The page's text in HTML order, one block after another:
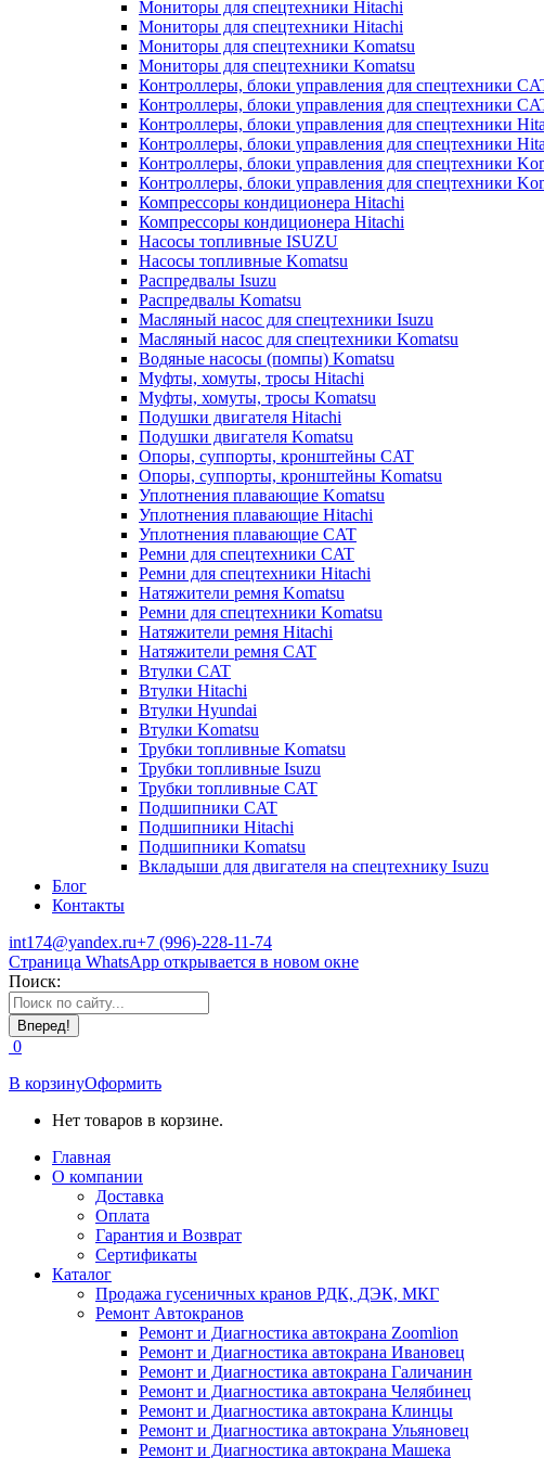
Мониторы для спецтехники Hitachi
Мониторы для спецтехники Hitachi
Мониторы для спецтехники Komatsu
Мониторы для спецтехники Komatsu
Контроллеры, блоки управления для спецтехники
Контроллеры, блоки управления для спецтехники
Контроллеры, блоки управления для спецтехники
Контроллеры, блоки управления для спецтехники
Контроллеры, блоки управления для спецтехники
Контроллеры, блоки управления для спецтехники
Компрессоры кондиционера Hitachi
Компрессоры кондиционера Hitachi
Насосы топливные ISUZU
Насосы топливные Komatsu
Распредвалы Isuzu
Распредвалы Komatsu
Масляный насос для спецтехники Isuzu
Масляный насос для спецтехники Komatsu
Водяные насосы (помпы) Komatsu
Муфты, хомуты, тросы Hitachi
Муфты, хомуты, тросы Komatsu
Подушки двигателя Hitachi
Подушки двигателя Komatsu
Опоры, суппорты, кронштейны CAT
Опоры, суппорты, кронштейны Komatsu
Уплотнения плавающие Komatsu
Уплотнения плавающие Hitachi
Уплотнения плавающие CAT
Ремни для спецтехники CAT
Ремни для спецтехники Hitachi
Натяжители ремня Komatsu
Ремни для спецтехники Komatsu
Натяжители ремня Hitachi
Натяжители ремня CAT
Втулки CAT
Втулки Hitachi
Втулки Hyundai
Втулки Komatsu
Трубки топливные Komatsu
Трубки топливные Isuzu
Трубки топливные CAT
Подшипники CAT
Подшипники Hitachi
Подшипники Komatsu
Вкладыши для двигателя на спецтехнику Isuzu
Блог
Контакты
int174@yandex.ru+7 (996)-228-11-74
Страница WhatsApp открывается в новом окне
Поиск:
0
В корзинуОформить
Нет товаров в корзине.
Главная
О компании
Доставка
Оплата
Гарантия и Возврат
Сертификаты
Каталог
Продажа гусеничных кранов РДК, ДЭК, МКГ
Ремонт Автокранов
Ремонт и Диагностика автокрана Zoomlion
Ремонт и Диагностика автокрана Ивановец
Ремонт и Диагностика автокрана Галичанин
Ремонт и Диагностика автокрана Челябинец
Ремонт и Диагностика автокрана Клинцы
Ремонт и Диагностика автокрана Ульяновец
Ремонт и Диагностика автокрана Машека